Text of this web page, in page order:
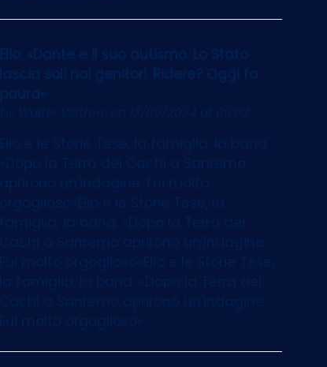
Elio: «Dante e il suo autismo. Lo Stato
lascia soli noi genitori. Ridere? Oggi fa
paura»
by Walter Veltronion 13/05/2024 at 06:03
Elio e le Storie Tese, la famiglia, la band.
«Dopo la Terra dei Cachi a Sanremo
aprirono un'indagine. Fui molto
orgoglioso»Elio e le Storie Tese, la
famiglia, la band. «Dopo la Terra dei
Cachi a Sanremo aprirono un'indagine.
Fui molto orgoglioso»Elio e le Storie Tese,
la famiglia, la band. «Dopo la Terra dei
Cachi a Sanremo aprirono un'indagine.
Fui molto orgoglioso»